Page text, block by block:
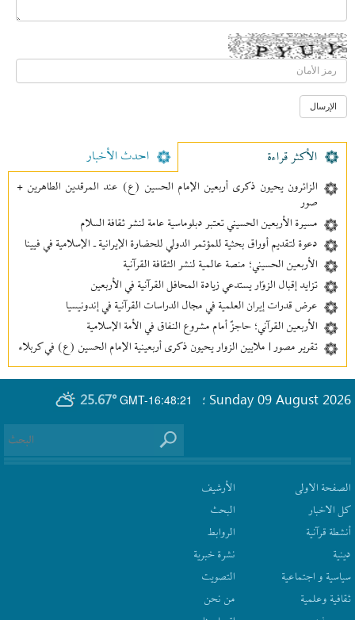
الأکثر قراءة احدث الأخبار
الزائرون يحيون ذكرى أربعين الإمام الحسين (ع) عند المرقدين الطاهرين +
صور
مسيرة الأربعين الحسيني تعتبر دبلوماسية عامة لنشر ثقافة السلام
دعوة لتقديم أوراق بحثية للمؤتمر الدولي للحضارة الإيرانية ـ الإسلامية في فيينا
الأربعين الحسيني؛ منصة عالمية لنشر الثقافة القرآنية
تزايد إقبال الزوّار يستدعي زيادة المحافل القرآنية في الأربعين
عرض قدرات إيران العلمية في مجال الدراسات القرآنية في إندونيسيا
الأربعين القرآني؛ حاجزٌ أمام مشروع النفاق في الأمة الإسلامية
تقرير مصور | ملايين الزوار يحيون ذكرى أربعينية الإمام الحسين (ع) في كربلاء
GMT-16:48:21
25.67° Sunday 09 August 2026 ؛
الصفحة الاولى
كل الاخبار
أنشطة قرآنیة
دينية
سیاسیة و اجتماعیة
ثقافیة وعلمیة
الأرشیف
البحث
الروابط
نشرة‌ خبریة
التصويت
من نحن